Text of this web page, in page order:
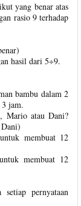
yang benar atas
rasio 9 terhadap
hasil dari 5÷9.
bambu dalam 2
jam.
Mario atau Dani?
membuat 12
membuat 12
pernyataan